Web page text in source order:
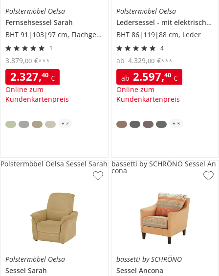
Polstermöbel Oelsa
Fernsehsessel Sarah
BHT 91|103|97 cm, Flachgewebe
1
2.327,40 €
Online zum
Kundenkartenpreis
3.879,00 €***
+ 2
Polstermöbel Oelsa
Ledersessel
mit elektrischer Relaxfunktion
BHT 86|119|88 cm, Leder
4
ab 2.597,40 €
Online zum
Kundenkartenpreis
ab 4.329,00 €***
+ 3
Polstermöbel Oelsa
Sessel Sarah
Polstermöbel Oelsa Sessel Sarah
bassetti by SCHRÖNO
Sessel Ancona
bassetti by SCHRÖNO Sessel An
cona